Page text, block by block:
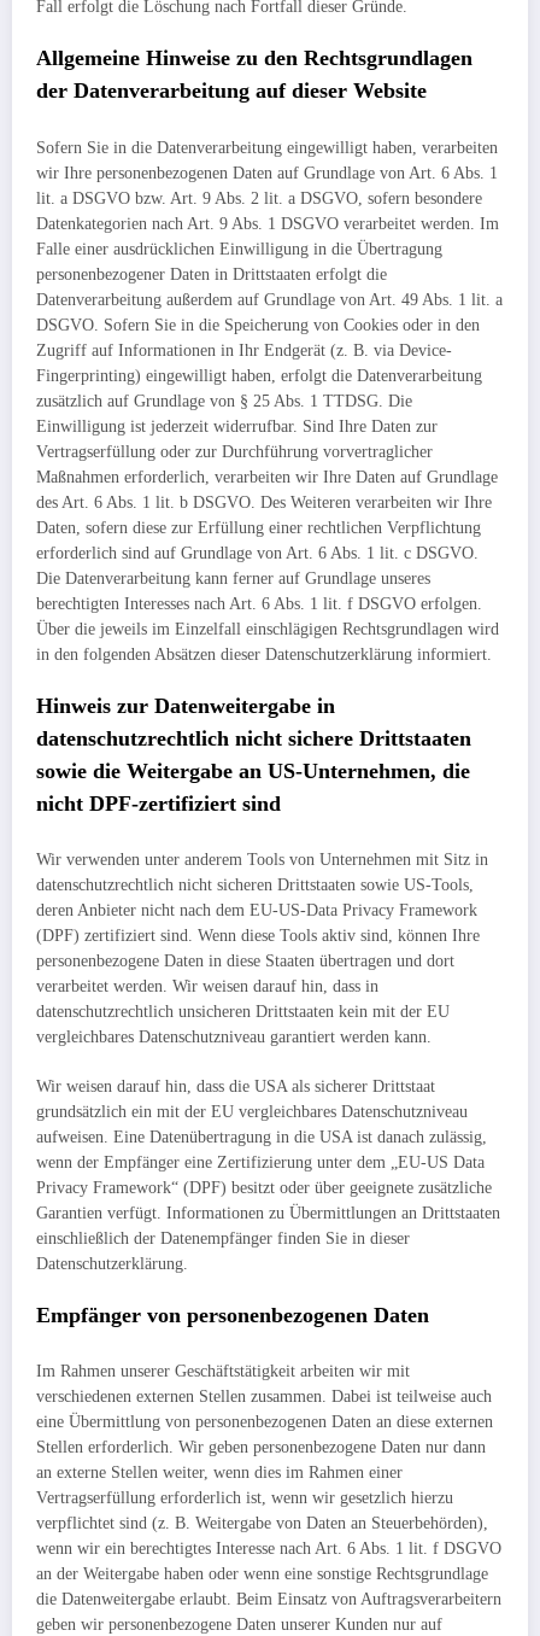
Fall erfolgt die Löschung nach Fortfall dieser Gründe.
Allgemeine Hinweise zu den Rechtsgrundlagen
der Datenverarbeitung auf dieser Website
Sofern Sie in die Datenverarbeitung eingewilligt haben, verarbeiten
wir Ihre personenbezogenen Daten auf Grundlage von Art. 6 Abs. 1
lit. a DSGVO bzw. Art. 9 Abs. 2 lit. a DSGVO, sofern besondere
Datenkategorien nach Art. 9 Abs. 1 DSGVO verarbeitet werden. Im
Falle einer ausdrücklichen Einwilligung in die Übertragung
personenbezogener Daten in Drittstaaten erfolgt die
Datenverarbeitung außerdem auf Grundlage von Art. 49 Abs. 1 lit. a
DSGVO. Sofern Sie in die Speicherung von Cookies oder in den
Zugriff auf Informationen in Ihr Endgerät (z. B. via Device-
Fingerprinting) eingewilligt haben, erfolgt die Datenverarbeitung
zusätzlich auf Grundlage von § 25 Abs. 1 TTDSG. Die
Einwilligung ist jederzeit widerrufbar. Sind Ihre Daten zur
Vertragserfüllung oder zur Durchführung vorvertraglicher
Maßnahmen erforderlich, verarbeiten wir Ihre Daten auf Grundlage
des Art. 6 Abs. 1 lit. b DSGVO. Des Weiteren verarbeiten wir Ihre
Daten, sofern diese zur Erfüllung einer rechtlichen Verpflichtung
erforderlich sind auf Grundlage von Art. 6 Abs. 1 lit. c DSGVO.
Die Datenverarbeitung kann ferner auf Grundlage unseres
berechtigten Interesses nach Art. 6 Abs. 1 lit. f DSGVO erfolgen.
Über die jeweils im Einzelfall einschlägigen Rechtsgrundlagen wird
in den folgenden Absätzen dieser Datenschutzerklärung informiert.
Hinweis zur Datenweitergabe in
datenschutzrechtlich nicht sichere Drittstaaten
sowie die Weitergabe an US-Unternehmen, die
nicht DPF-zertifiziert sind
Wir verwenden unter anderem Tools von Unternehmen mit Sitz in
datenschutzrechtlich nicht sicheren Drittstaaten sowie US-Tools,
deren Anbieter nicht nach dem EU-US-Data Privacy Framework
(DPF) zertifiziert sind. Wenn diese Tools aktiv sind, können Ihre
personenbezogene Daten in diese Staaten übertragen und dort
verarbeitet werden. Wir weisen darauf hin, dass in
datenschutzrechtlich unsicheren Drittstaaten kein mit der EU
vergleichbares Datenschutzniveau garantiert werden kann.
Wir weisen darauf hin, dass die USA als sicherer Drittstaat
grundsätzlich ein mit der EU vergleichbares Datenschutzniveau
aufweisen. Eine Datenübertragung in die USA ist danach zulässig,
wenn der Empfänger eine Zertifizierung unter dem „EU-US Data
Privacy Framework“ (DPF) besitzt oder über geeignete zusätzliche
Garantien verfügt. Informationen zu Übermittlungen an Drittstaaten
einschließlich der Datenempfänger finden Sie in dieser
Datenschutzerklärung.
Empfänger von personenbezogenen Daten
Im Rahmen unserer Geschäftstätigkeit arbeiten wir mit
verschiedenen externen Stellen zusammen. Dabei ist teilweise auch
eine Übermittlung von personenbezogenen Daten an diese externen
Stellen erforderlich. Wir geben personenbezogene Daten nur dann
an externe Stellen weiter, wenn dies im Rahmen einer
Vertragserfüllung erforderlich ist, wenn wir gesetzlich hierzu
verpflichtet sind (z. B. Weitergabe von Daten an Steuerbehörden),
wenn wir ein berechtigtes Interesse nach Art. 6 Abs. 1 lit. f DSGVO
an der Weitergabe haben oder wenn eine sonstige Rechtsgrundlage
die Datenweitergabe erlaubt. Beim Einsatz von Auftragsverarbeitern
geben wir personenbezogene Daten unserer Kunden nur auf